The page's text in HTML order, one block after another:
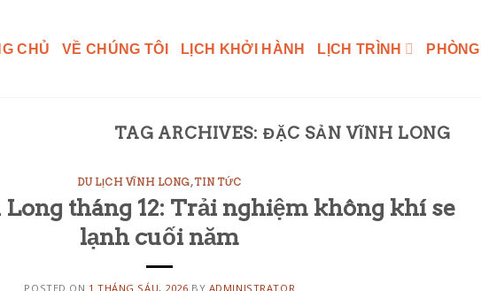
CHỦ VỀ CHÚNG TÔI LỊCH KHỞI HÀNH LỊCH TRÌNH
TAG ARCHIVES: ĐẶC SẢN VĨNH LONG
DU LỊCH VĨNH LONG,TIN TỨC
tháng 12: Trải nghiệm không khí se
lạnh cuối năm
POSTED ON 1 THÁNG SÁU, 2026 BY ADMINISTRATOR